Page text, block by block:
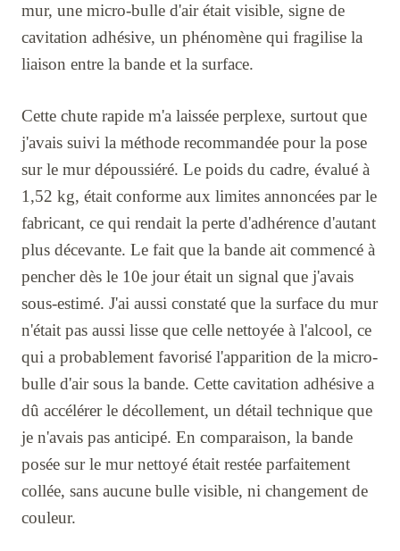
mur, une micro-bulle d'air était visible, signe de
cavitation adhésive, un phénomène qui fragilise la
liaison entre la bande et la surface.
Cette chute rapide m'a laissée perplexe, surtout que
j'avais suivi la méthode recommandée pour la pose
sur le mur dépoussiéré. Le poids du cadre, évalué à
1,52 kg, était conforme aux limites annoncées par le
fabricant, ce qui rendait la perte d'adhérence d'autant
plus décevante. Le fait que la bande ait commencé à
pencher dès le 10e jour était un signal que j'avais
sous-estimé. J'ai aussi constaté que la surface du mur
n'était pas aussi lisse que celle nettoyée à l'alcool, ce
qui a probablement favorisé l'apparition de la micro-
bulle d'air sous la bande. Cette cavitation adhésive a
dû accélérer le décollement, un détail technique que
je n'avais pas anticipé. En comparaison, la bande
posée sur le mur nettoyé était restée parfaitement
collée, sans aucune bulle visible, ni changement de
couleur.